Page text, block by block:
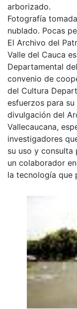
arborizado.
Fotografía
nublado. Pocas
El Archivo del
Valle del Cauca
Departamental
convenio de
del Cultura
esfuerzos para
divulgación del
Vallecaucana,
investigadores
su uso y consulta
un colaborador
la tecnología que